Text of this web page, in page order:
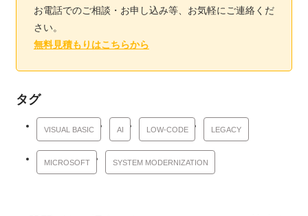
お電話でのご相談・お申し込み等、お気軽にご連絡くだ
さい。
無料見積もりはこちらから
タグ
VISUAL BASIC AI LOW-CODE LEGACY
MICROSOFT SYSTEM MODERNIZATION